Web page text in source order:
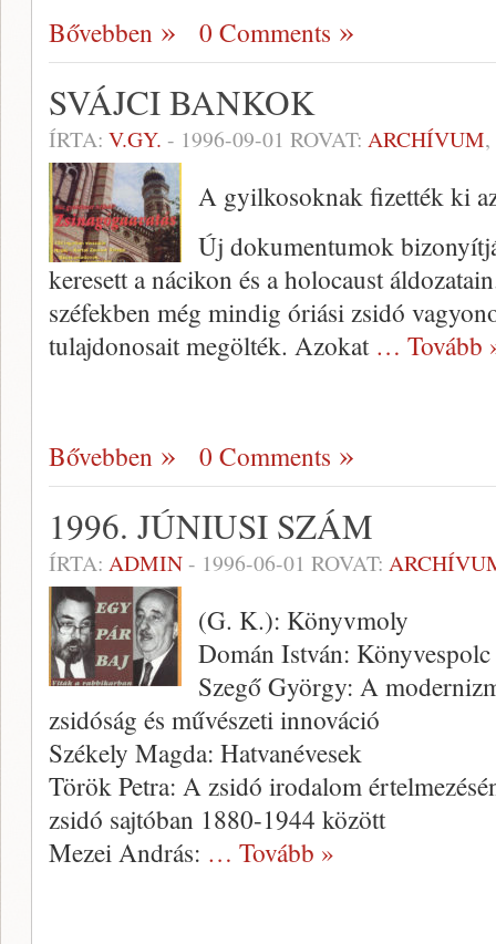
Bővebben 0 Comments
SVÁJCI BANKOK
ÍRTA: V.GY. - 1996-09-01 ROVAT: ARCHÍVUM,
A gyilkosoknak fizették ki
Új dokumentumok
keresett a nácikon és a holocaust
széfekben még mindig óriási zsidó
tulajdono­sait megölték. Azokat … Tovább
Bővebben 0 Comments
1996. JÚNIUSI SZÁM
ÍRTA: ADMIN- 1996-06-01 ROVAT:
(G. K.): Könyvmoly
Domán István: Könyvespolc
Szegő György: A
zsidóság és művészeti innováció
Székely Magda: Hatvanévesek
Török Petra: A zsidó irodalom
zsidó sajtóban 1880-1944 között
Mezei András: … Tovább »